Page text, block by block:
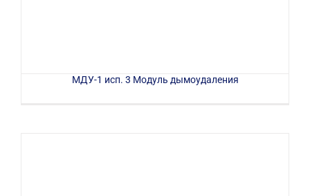
МДУ-1 исп. 3 Модуль дымоудаления